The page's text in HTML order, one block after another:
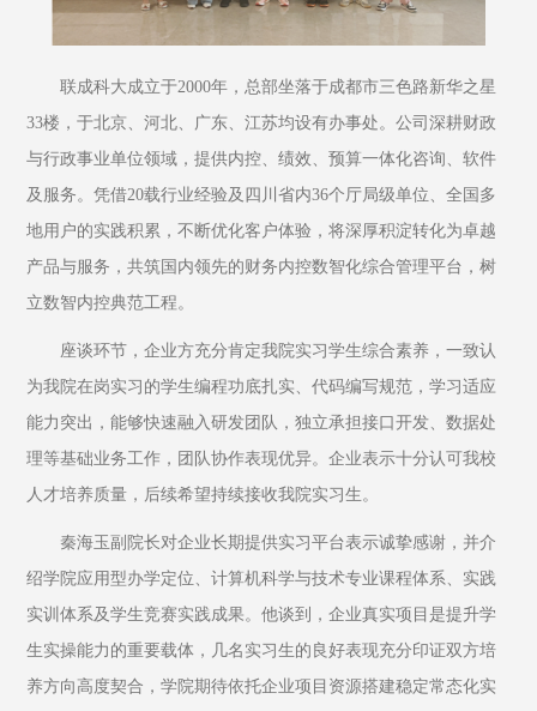
联成科大成立于2000年，总部坐落于成都市三色路新华之星
33楼，于北京、河北、广东、江苏均设有办事处。公司深耕财政
与行政事业单位领域，提供内控、绩效、预算一体化咨询、软件
及服务。凭借20载行业经验及四川省内36个厅局级单位、全国多
地用户的实践积累，不断优化客户体验，将深厚积淀转化为卓越
产品与服务，共筑国内领先的财务内控数智化综合管理平台，树
立数智内控典范工程。
座谈环节，企业方充分肯定我院实习学生综合素养，一致认
为我院在岗实习的学生编程功底扎实、代码编写规范，学习适应
能力突出，能够快速融入研发团队，独立承担接口开发、数据处
理等基础业务工作，团队协作表现优异。企业表示十分认可我校
人才培养质量，后续希望持续接收我院实习生。
秦海玉副院长对企业长期提供实习平台表示诚挚感谢，并介
绍学院应用型办学定位、计算机科学与技术专业课程体系、实践
实训体系及学生竞赛实践成果。他谈到，企业真实项目是提升学
生实操能力的重要载体，几名实习生的良好表现充分印证双方培
养方向高度契合，学院期待依托企业项目资源搭建稳定常态化实